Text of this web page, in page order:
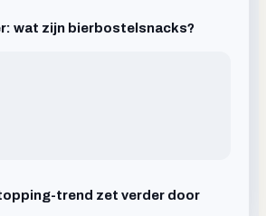
wat zijn bierbostelsnacks?
trend zet verder door